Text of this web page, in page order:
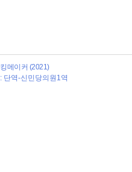
킹메이커 (2021)
: 단역-신민당의원1역